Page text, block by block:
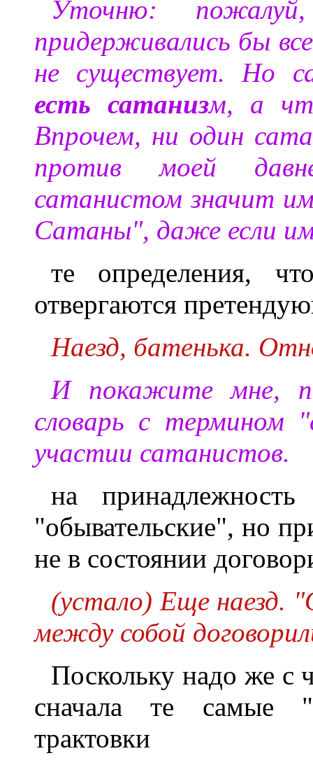
Уточню:
придерживались бы
не существует. Но
есть сатанизм, а
Впрочем, ни один
против моей
сатанистом значит
Сатаны", даже если
те определения,
отвергаются
Наезд, батенька.
И покажите мне,
словарь с термином
участии сатанистов.
на
"обывательские", но
не в состоянии
(устало) Еще наезд.
между собой
Поскольку надо же с
сначала те самые
трактовки